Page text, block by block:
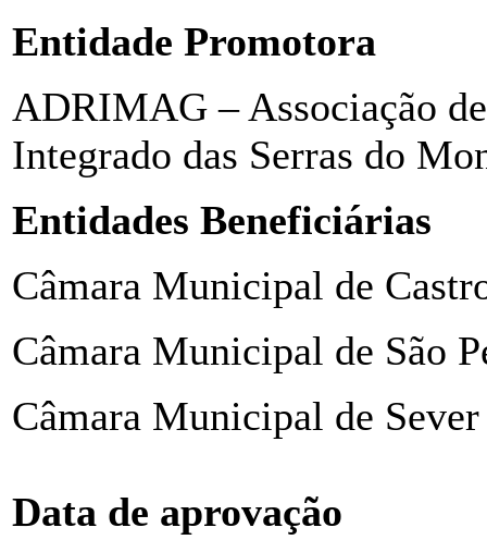
Entidade Promotora
ADRIMAG – Associação
Integrado das Serras do
Entidades Beneficiárias
Câmara Municipal de
Câmara Municipal de São
Câmara Municipal de
Data de aprovação